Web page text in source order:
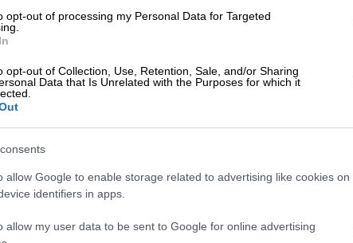
opt-out of processing my Personal Data for Targeted
opt-out of Collection, Use, Retention, Sale, and/or Sharing
Data that Is Unrelated with the Purposes for which it
allow Google to enable storage related to advertising like cookies on
identifiers in apps.
allow my user data to be sent to Google for online advertising
Πέθανε ο Τσακ Μαντζιόνε -
Σπουδαίος τρομπετίστας και
Γκράμι